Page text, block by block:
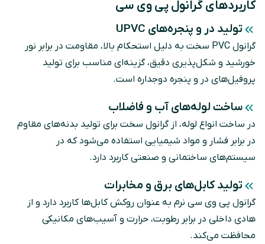
کاربرد‌های گرانول پی وی سی
تولید در و پنجره‌های UPVC
گرانول PVC سخت به دلیل استحکام بالا، مقاومت در برابر نور
خورشید و شکل‌پذیری دقیق، گزینه‌ای مناسب برای تولید
پروفیل‌های در و پنجره دوجداره است.
ساخت لوله‌های آب و فاضلاب
در ساخت انواع لوله، از گرانول سخت برای تولید بدنه‌های مقاوم
در برابر فشار و مواد شیمیایی استفاده می‌شود که در
سیستم‌های ساختمانی و صنعتی کاربرد دارد.
تولید کابل‌های برق و مخابرات
گرانول پی وی سی نرم به‌ عنوان روکش کابل‌ها کاربرد دارد و از
هادی داخلی در برابر رطوبت، حرارت و آسیب‌های مکانیکی
محافظت می‌کند.